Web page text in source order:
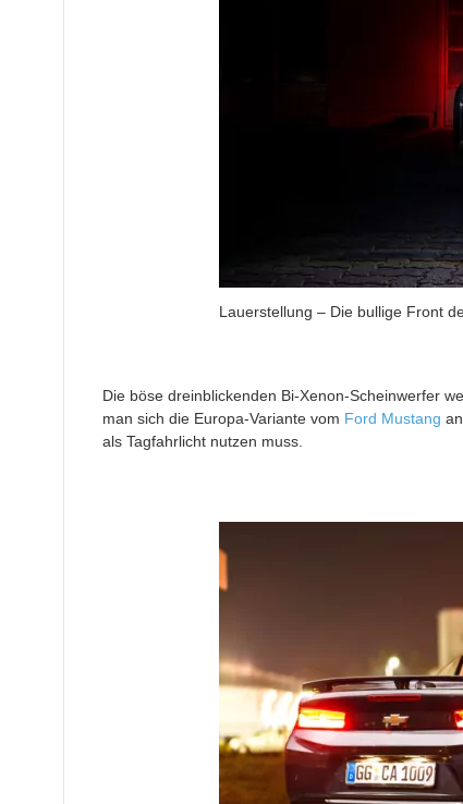
Lauerstellung – Die bullige Front
Die böse dreinblickenden Bi-Xenon-Scheinwerfer
man sich die Europa-Variante vom Ford Mustang
als Tagfahrlicht nutzen muss.